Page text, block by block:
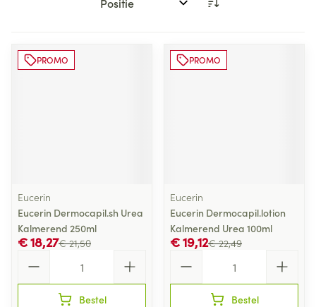
Sorteer op:
PROMO
Eucerin
Eucerin Dermocapil.sh Urea
Kalmerend 250ml
€ 21,50
€ 18,27
Bestel
PROMO
Eucerin
Eucerin Dermocapil.lotion
Kalmerend Urea 100ml
€ 22,49
€ 19,12
Bestel